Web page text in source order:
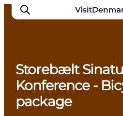
Inspiratie
Bestemmingen
Wat te doen
Storebælt
Konference -
package